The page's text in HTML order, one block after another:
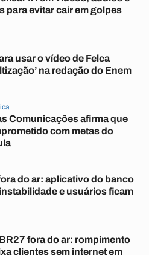
para evitar cair em golpes
usar o vídeo de Felca
na redação do Enem
Comunicações afirma que
com metas do
do ar: aplicativo do banco
e usuários ficam
fora do ar: rompimento
clientes sem internet em